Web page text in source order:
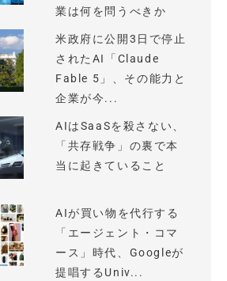
業は何を問うべきか
米政府に公開3日で停止
されたAI「Claude
Fable 5」、その能力と
企業が今...
AIはSaaSを殺さない、
「共存戦争」の裏で本
当に起きていること
AIが買い物を代行する
「エージェント・コマ
ース」時代、Googleが
提唱するUniv...